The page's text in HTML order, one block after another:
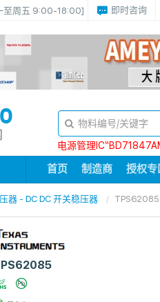
至周五 9:00-18:00] 即时咨询
电源管理
首页 制造商 授权专
器 - DC DC 开关稳压器 TPS62085